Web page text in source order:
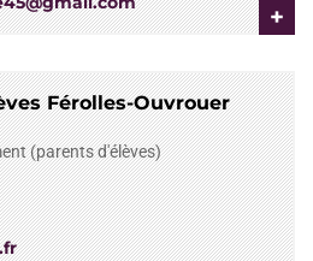
+
Férolles-Ouvrouer
(parents d'élèves)